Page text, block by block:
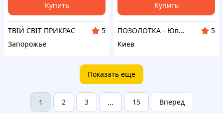
Купить
ТВІЙ СВІТ ПРИКРАС
5
Запорожье
Купить
ПОЗОЛОТКА - Ювелирная бижутерия Xuping (Ксюпинг) оптом
5
Киев
Показать еще
1 2 3 ... 15 Вперед